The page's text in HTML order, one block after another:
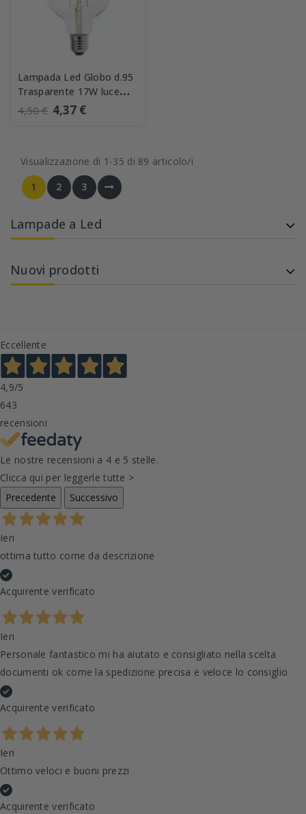
Lampada Led Globo d.95
Trasparente 17W luce
Calda Lampo
FLGL95E27BC
4,50 € 4,37 €
Visualizzazione di 1-35 di 89 articolo/i
1
2 3
Lampade a Led
Nuovi prodotti
Eccellente
4,9/5
643
recensioni
Le nostre recensioni a 4 e 5 stelle.
Clicca qui per leggerle tutte >
Precedente
Successivo
Ieri
ottima tutto come da descrizione
Acquirente verificato
Ieri
Personale fantastico mi ha aiutato e consigliato nella scelta
documenti ok come la spedizione precisa e veloce lo consiglio
Acquirente verificato
Ieri
Ottimo veloci e buoni prezzi
Acquirente verificato